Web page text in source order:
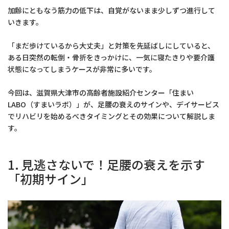
加齢にともなう筋力の低下は、自覚がないまま少しずつ進行して
いきます。
「まだ歩けているから大丈夫」と対策を先延ばしにしていると、
ある日突然の転倒・骨折をきっかけに、一気に寝たきりや要介護
状態になってしまうケースが非常に多いです。
今回は、滋賀県大津市の高齢者施設紹介センター「住まい
LABO（すまいラボ）」が、足腰の衰えのサインや、デイサービス
でリハビリを始めるべきタイミングとその効果について解説しま
す。
1. 見逃さないで！足腰の衰えを示す
「初期サイン」